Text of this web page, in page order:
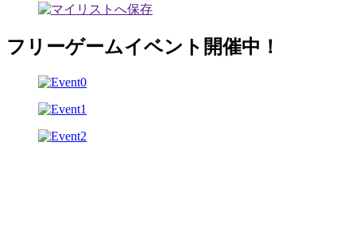
フリーゲームイベント開催中！